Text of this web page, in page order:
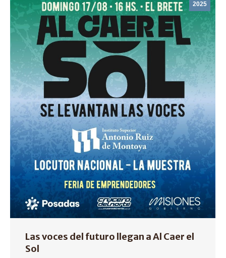
2025
Las voces del futuro llegan a Al Caer el
Sol